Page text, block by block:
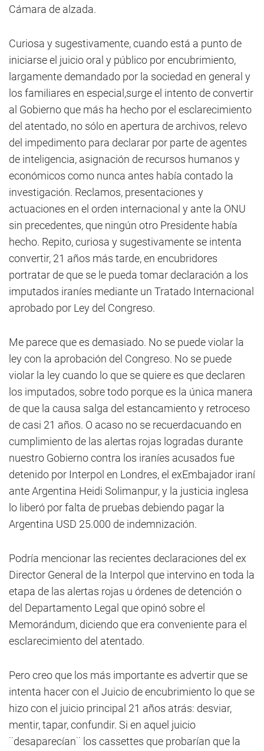
Cámara de alzada.
Curiosa y sugestivamente, cuando está a punto de
iniciarse el juicio oral y público por encubrimiento,
largamente demandado por la sociedad en general y
los familiares en especial,surge el intento de convertir
al Gobierno que más ha hecho por el esclarecimiento
del atentado, no sólo en apertura de archivos, relevo
del impedimento para declarar por parte de agentes
de inteligencia, asignación de recursos humanos y
económicos como nunca antes había contado la
investigación. Reclamos, presentaciones y
actuaciones en el orden internacional y ante la ONU
sin precedentes, que ningún otro Presidente había
hecho. Repito, curiosa y sugestivamente se intenta
convertir, 21 años más tarde, en encubridores
portratar de que se le pueda tomar declaración a los
imputados iraníes mediante un Tratado Internacional
aprobado por Ley del Congreso.
Me parece que es demasiado. No se puede violar la
ley con la aprobación del Congreso. No se puede
violar la ley cuando lo que se quiere es que declaren
los imputados, sobre todo porque es la única manera
de que la causa salga del estancamiento y retroceso
de casi 21 años. O acaso no se recuerdacuando en
cumplimiento de las alertas rojas logradas durante
nuestro Gobierno contra los iraníes acusados fue
detenido por Interpol en Londres, el exEmbajador iraní
ante Argentina Heidi Solimanpur, y la justicia inglesa
lo liberó por falta de pruebas debiendo pagar la
Argentina USD 25.000 de indemnización.
Podría mencionar las recientes declaraciones del ex
Director General de la Interpol que intervino en toda la
etapa de las alertas rojas u órdenes de detención o
del Departamento Legal que opinó sobre el
Memorándum, diciendo que era conveniente para el
esclarecimiento del atentado.
Pero creo que los más importante es advertir que se
intenta hacer con el Juicio de encubrimiento lo que se
hizo con el juicio principal 21 años atrás: desviar,
mentir, tapar, confundir. Si en aquel juicio
¨desaparecían¨ los cassettes que probarían que la